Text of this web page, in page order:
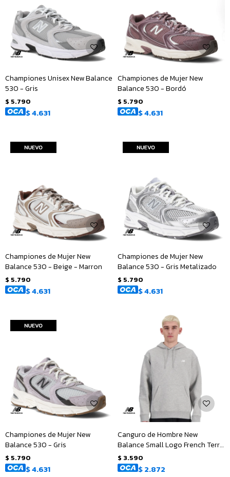
Championes Unisex New Balance
530 - Gris
$ 5.790
$4.631
Championes de Mujer New
Balance 530 - Bordó
$ 5.790
$4.631
Championes de Mujer New
Balance 530 - Beige - Marron
$ 5.790
$4.631
Championes de Mujer New
Balance 530 - Gris Metalizado
$ 5.790
$4.631
Championes de Mujer New
Balance 530 - Gris
$ 5.790
$4.631
Canguro de Hombre New
Balance Small Logo French Terry
Hoodie - Gris
$ 3.590
$2.872